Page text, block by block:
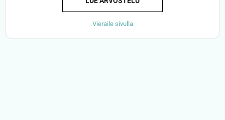
Vieraile sivulla